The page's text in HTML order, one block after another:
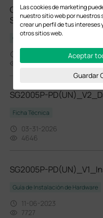
Configuraciones
Switches Omada
Guía de Configuración
49225
SG2005P-
Ficha Técnica
03-31-2026
4646
SG2005P-
Guía de Instalación de Hardware
11-06-2023
7727
Las cookies de marketing
nuestro sitio web por nuestros
crear un perfil de tus
otros sitios web.
Aceptar
Guardar